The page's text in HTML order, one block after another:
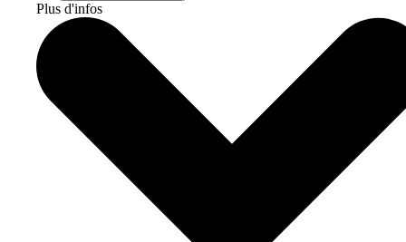
Plus d'infos